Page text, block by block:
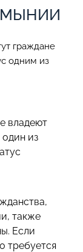
граждане
одним из
владеют
из
также
Если
требуется